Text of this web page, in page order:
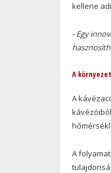
kellene
- Egy
A
A
A